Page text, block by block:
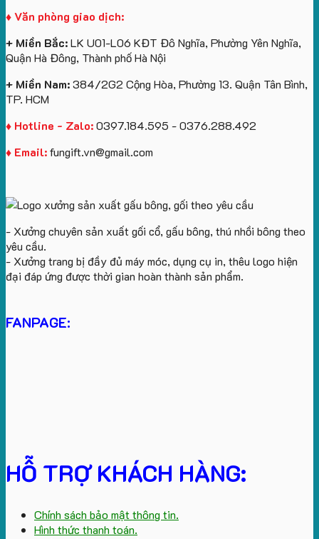
theo
cầu
♦ Văn phòng giao dịch:
+ Miền Bắc:LK U01-L06 KĐT Đô Nghĩa, Phường Yên Nghĩa,
Quận Hà Đông, Thành phố Hà Nội
+ Miền Nam:384/2G2 Cộng Hòa, Phường 13. Quận Tân Bình,
TP. HCM
♦ Hotline - Zalo:0397.184.595 - 0376.288.492
♦ Email:fungift.vn@gmail.com
- Xưởng chuyên sản xuất gối cổ, gấu bông, thú nhồi bông theo
yêu cầu.
- Xưởng trang bị đầy đủ máy móc, dụng cụ in, thêu logo hiện
đại đáp ứng được thời gian hoàn thành sản phẩm.
FANPAGE:
HỖ TRỢ KHÁCH HÀNG:
Chính sách bảo mật thông tin.
Hình thức thanh toán.